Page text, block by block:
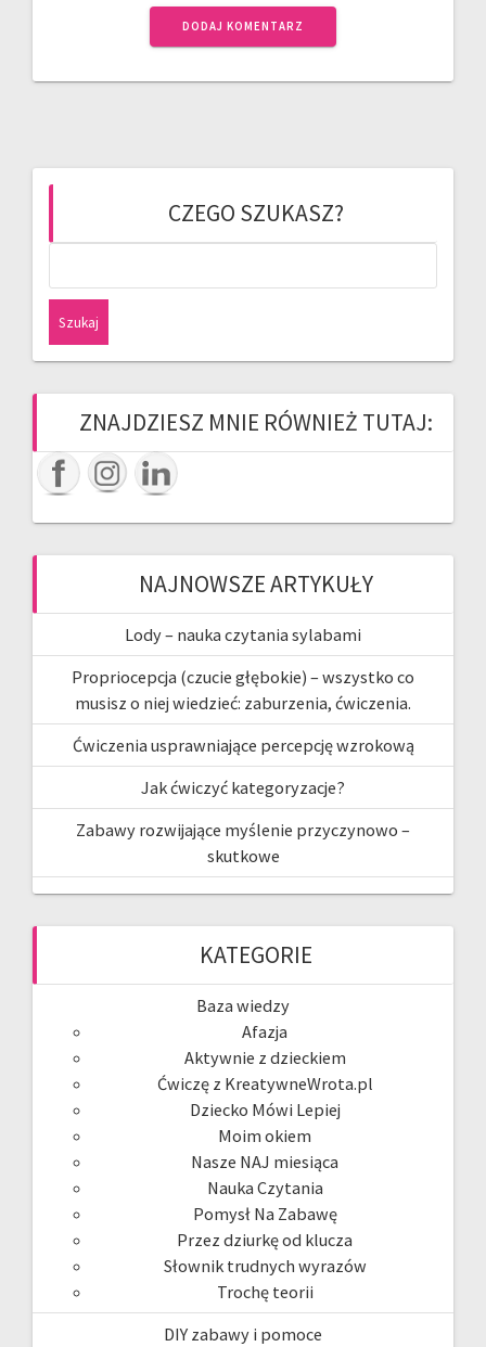
CZEGO SZUKASZ?
ZNAJDZIESZ MNIE RÓWNIEŻ TUTAJ:
NAJNOWSZE ARTYKUŁY
Lody – nauka czytania sylabami
Propriocepcja (czucie głębokie) – wszystko co
musisz o niej wiedzieć: zaburzenia, ćwiczenia.
Ćwiczenia usprawniające percepcję wzrokową
Jak ćwiczyć kategoryzacje?
Zabawy rozwijające myślenie przyczynowo –
skutkowe
KATEGORIE
Baza wiedzy
Afazja
Aktywnie z dzieckiem
Ćwiczę z KreatywneWrota.pl
Dziecko Mówi Lepiej
Moim okiem
Nasze NAJ miesiąca
Nauka Czytania
Pomysł Na Zabawę
Przez dziurkę od klucza
Słownik trudnych wyrazów
Trochę teorii
DIY zabawy i pomoce